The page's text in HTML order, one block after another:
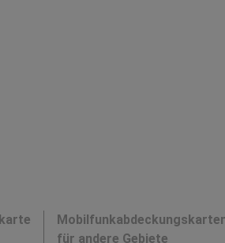
für andere Gebiete